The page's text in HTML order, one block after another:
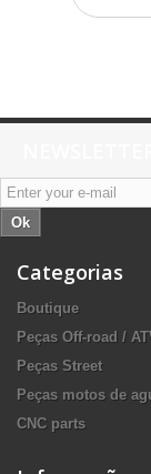
Ok
Categorias
Boutique
Peças Off-road /
Peças Street
Peças motos de
CNC parts